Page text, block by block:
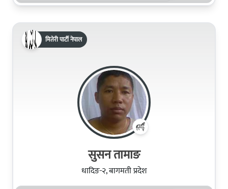
मितेरी पार्टी नेपाल
सुसन तामाङ
धादिङ-२, बागमती प्रदेश